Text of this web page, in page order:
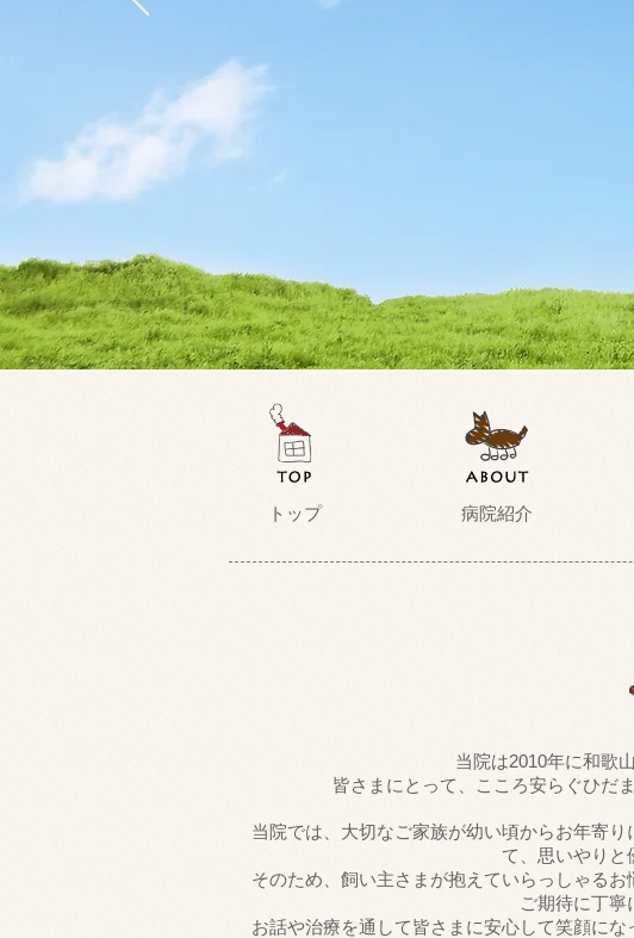
トップ 病院紹介
当院は2010年に和歌
皆さまにとって、こころ安らぐひだ
当院では、大切なご家族が幼い頃からお年寄
て、 思いやりと
そのため、飼い主さまが抱えていらっしゃる
ご期待に丁
お話や治療を通して皆さまに安心して笑顔に